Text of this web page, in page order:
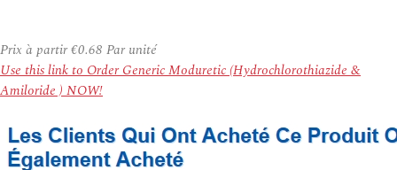
Prix à partir€0.68 Par unité
Use this link to Order Generic Moduretic (Hydrochlorothiazide &
Amiloride ) NOW!